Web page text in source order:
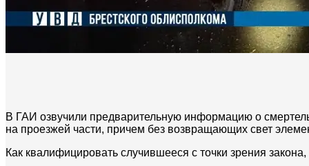
В ГАИ озвучили предварительную информацию о
на проезжей части, причем без возвращающих свет
Как квалифицировать случившееся с точки зрения